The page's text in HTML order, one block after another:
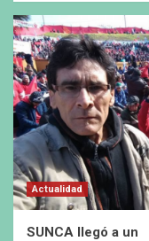
Actualidad
SUNCA llegó a un